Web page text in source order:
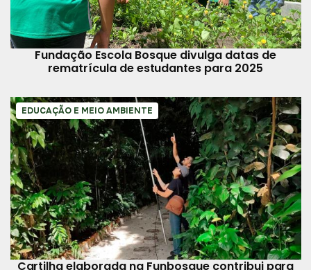
Fundação Escola Bosque divulga datas de
rematrícula de estudantes para 2025
EDUCAÇÃO E MEIO AMBIENTE
Cartilha elaborada na Funbosque contribui para